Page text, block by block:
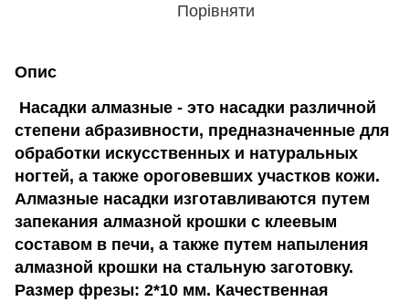
Порівняти
Опис
Насадки алмазные - это насадки различной
степени абразивности, предназначенные для
обработки искусственных и натуральных
ногтей, а также ороговевших участков кожи.
Алмазные насадки изготавливаются путем
запекания алмазной крошки с клеевым
составом в печи, а также путем напыления
алмазной крошки на стальную заготовку.
Размер фрезы: 2*10 мм. Качественная